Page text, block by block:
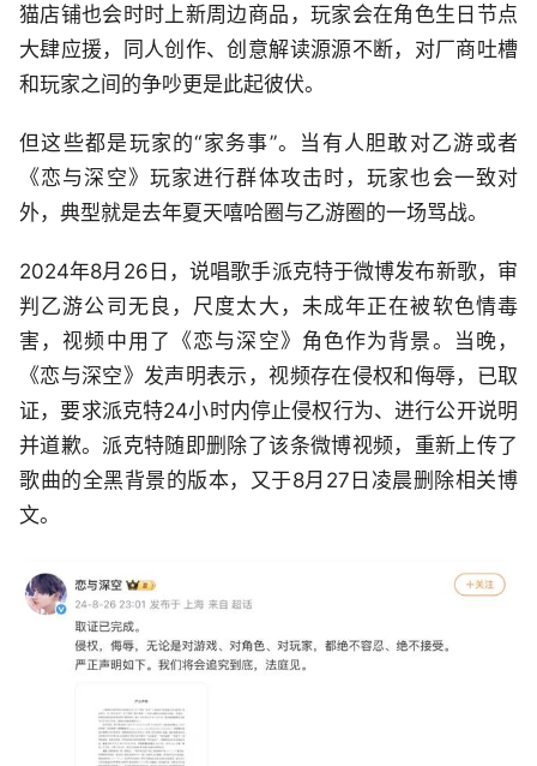
猫店铺也会时时上新周边商品，玩家会在角色生日节点
大肆应援，同人创作、创意解读源源不断，对厂商吐槽
和玩家之间的争吵更是此起彼伏。
但这些都是玩家的“家务事”。当有人胆敢对乙游或者
《恋与深空》玩家进行群体攻击时，玩家也会一致对
外，典型就是去年夏天嘻哈圈与乙游圈的一场骂战。
2024年8月26日，说唱歌手派克特于微博发布新歌，审
判乙游公司无良，尺度太大，未成年正在被软色情毒
害，视频中用了《恋与深空》角色作为背景。当晚，
《恋与深空》发声明表示，视频存在侵权和侮辱，已取
证，要求派克特24小时内停止侵权行为、进行公开说明
并道歉。派克特随即删除了该条微博视频，重新上传了
歌曲的全黑背景的版本，又于8月27日凌晨删除相关博
文。